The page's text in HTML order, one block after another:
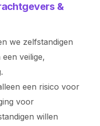
&
we zelfstandigen
veilige,
een risico voor
voor
willen